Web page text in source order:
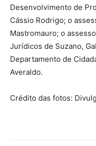
Desenvolvimento de
Cássio Rodrigo; o
Mastromauro; o
Jurídicos de Suzano,
Departamento de
Averaldo.
Crédito das fotos: